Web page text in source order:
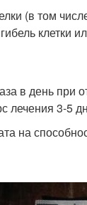
(в том
клетки
в день
лечения 3-5
на